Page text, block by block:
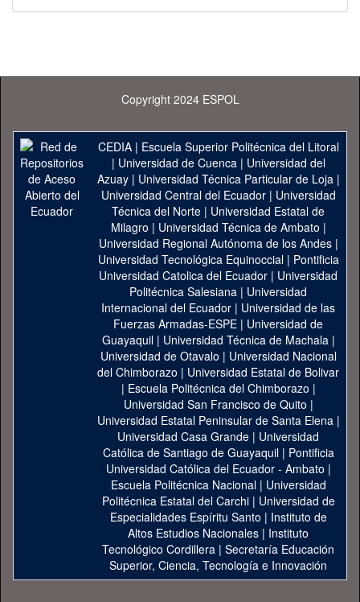
Copyright 2024 ESPOL
CEDIA| Escuela Superior Politécnica del Litoral
| Universidad de Cuenca| Universidad del
Azuay| Universidad Técnica Particular de Loja|
Universidad Central del Ecuador| Universidad
Técnica del Norte | Universidad Estatal de
Milagro | Universidad Técnica de Ambato |
Universidad Regional Autónoma de los Andes|
Universidad Tecnológica Equinoccial| Pontificia
Universidad Catolica del Ecuador | Universidad
Politécnica Salesiana | Universidad
Internacional del Ecuador | Universidad de las
Fuerzas Armadas-ESPE | Universidad de
Guayaquil| Universidad Técnica de Machala|
Universidad de Otavalo | Universidad Nacional
del Chimborazo | Universidad Estatal de Bolivar
| Escuela Politécnica del Chimborazo |
Universidad San Francisco de Quito |
Universidad Estatal Peninsular de Santa Elena|
Universidad Casa Grande | Universidad
Católica de Santiago de Guayaquil| Pontificia
Universidad Católica del Ecuador - Ambato |
Escuela Politécnica Nacional| Universidad
Politécnica Estatal del Carchi| Universidad de
Especialidades Espíritu Santo | Instituto de
Altos Estudios Nacionales | Instituto
Tecnológico Cordillera | Secretaría Educación
Superior, Ciencia, Tecnología e Innovación